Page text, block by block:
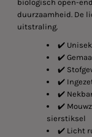
biologisch open-
duurzaamheid. De
uitstraling.
✔️
✔️
✔️
✔️
✔️
✔️
sierstiksel
✔️ Licht